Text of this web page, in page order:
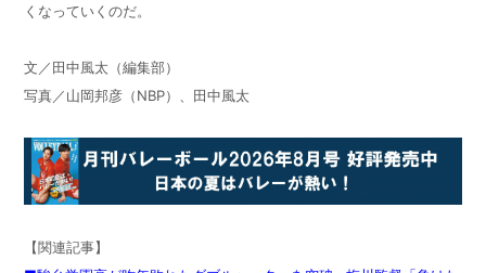
くなっていくのだ。
文／田中風太（編集部）
写真／山岡邦彦（NBP）、田中風太
【関連記事】